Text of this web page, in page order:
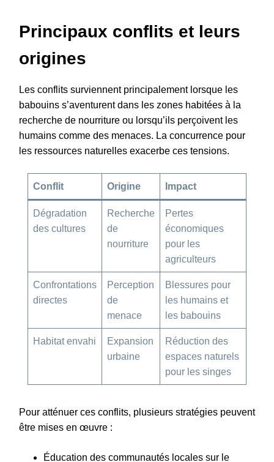
Principaux conflits et leurs
origines
Les conflits surviennent principalement lorsque les
babouins s’aventurent dans les zones habitées à la
recherche de nourriture ou lorsqu’ils perçoivent les
humains comme des menaces. La concurrence pour
les ressources naturelles exacerbe ces tensions.
Conflit Origine Impact
Dégradation
des cultures
Recherche
de
nourriture
Pertes
économiques
pour les
agriculteurs
Confrontations
directes
Perception
de
menace
Blessures pour
les humains et
les babouins
Habitat envahi
Expansion
urbaine
Réduction des
espaces naturels
pour les singes
Pour atténuer ces conflits, plusieurs stratégies peuvent
être mises en œuvre :
Éducation des communautés locales sur le